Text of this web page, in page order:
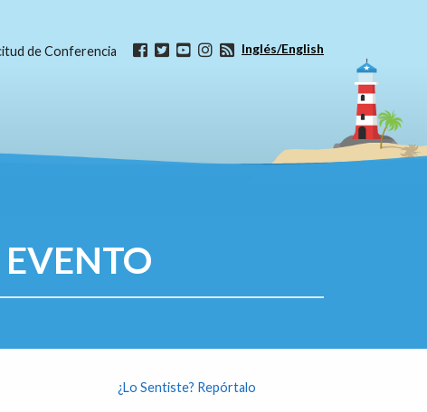
de Conferencia Inglés/English
¿Lo Sentiste? Repórtalo